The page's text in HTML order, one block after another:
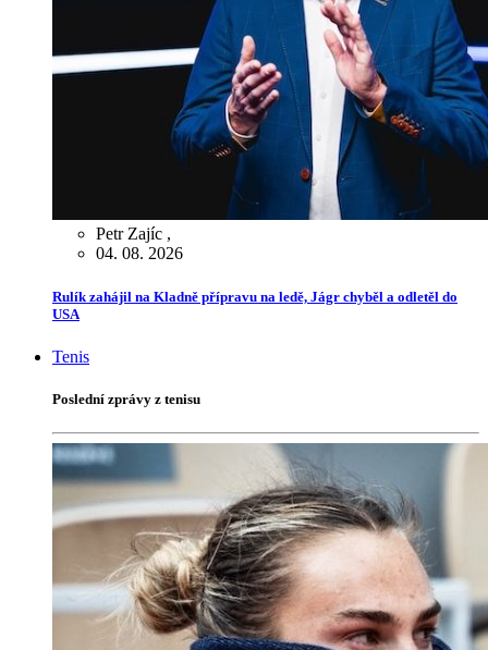
Petr Zajíc ,
04. 08. 2026
Rulík zahájil na Kladně přípravu na ledě, Jágr chyběl a odletěl do
USA
Tenis
Poslední zprávy z tenisu